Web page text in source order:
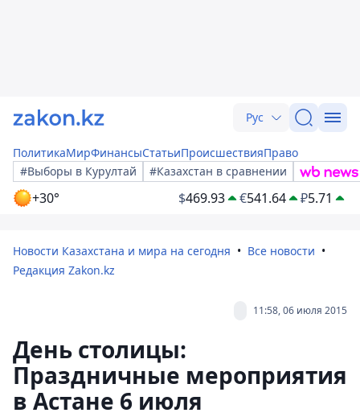
Рус
ПолитикаМирФинансыСтатьиПроисшествияПраво
#Выборы в Курултай
#Казахстан в сравнении
+30° $469.93 €541.64 ₽5.71
Новости Казахстана и мира на сегодня
Все новости
Редакция Zakon.kz
11:58, 06 июля 2015
День столицы:
Праздничные мероприятия
в Астане 6 июля